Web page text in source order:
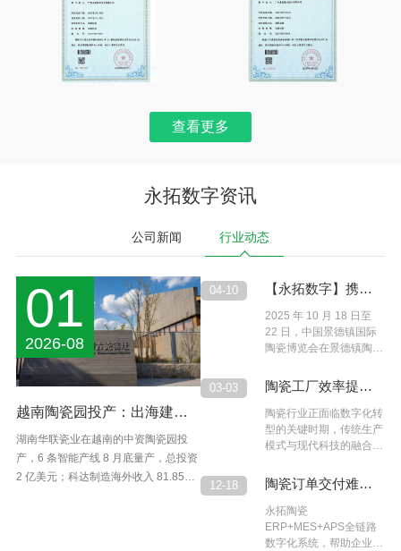
查看更多
永拓数字资讯
公司新闻 行业动态
03
2026-08
博坤阳陶瓷×永拓数
|ERP+MES项目正式启
，开启数智制造新篇章
年8月3日，淄博坤阳陶瓷有限公
与永拓数字ERP+MES项目启动大会
式召开。此次合作标志着坤阳陶瓷在
02-09
永拓数字|2026年春
节放假通知
亲爱的客户朋友们：感谢
各位一直以来对永拓的支
持与信任！根据国家节假
我司2026年春节的放假
安排，请点击跳转详情查
看。
12-31
永拓数字|2026年元
旦放假通知
亲爱的客户朋友们：感谢
各位一直以来对永拓的支
持与信任！根据国家节假
我司2026年元旦的放假
安排，请点击跳转详情查
看。
09-30
永拓数字|2025年国
庆中秋放假通知
亲爱的客户朋友们：感谢
各位一直以来对永拓的支
持与信任！根据国家节假
01
2026-08
越南陶瓷园投产：出海建厂
真这么容易？
湖南华联瓷业在越南的中资陶瓷园投
产，6 条智能产线 8 月底量产，总投资
2 亿美元；科达制造海外收入 81.85
04-10
【永拓数字】携陶
瓷全链路数字化方
案亮相景德镇瓷博
2025 年 10 月 18 日至
22 日，中国景德镇国际
陶瓷博览会在景德镇陶瓷
幕。
03-03
陶瓷工厂效率提升
25%的秘密：永拓数
字全链路协同方案
陶瓷行业正面临数字化转
型的关键时期，传统生产
模式与现代科技的融合成
力。本文将深入探讨陶瓷
行业数字化转型的现状、
挑战与未来趋势，为行业
从业者提供全面的参考与
洞察。 01# 陶瓷行业数
12-18
陶瓷订单交付难插
单慢？永拓
ERP+MES+APS 让
永拓陶瓷
ERP+MES+APS全链路
数字化系统，帮助企业解